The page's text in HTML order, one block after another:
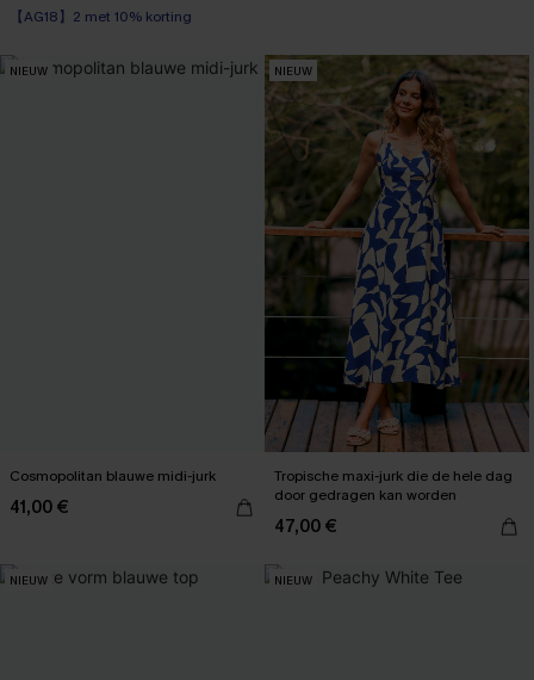
【AG18】2 met 10% korting
NIEUW
Cosmopolitan blauwe midi-jurk
41,00 €
NIEUW
Tropische maxi-jurk die de hele dag
door gedragen kan worden
47,00 €
NIEUW NIEUW